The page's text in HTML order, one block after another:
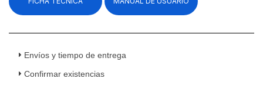
De
Bajo
Inoxidable
370
Envíos y tiempo de entrega
Confirmar existencias